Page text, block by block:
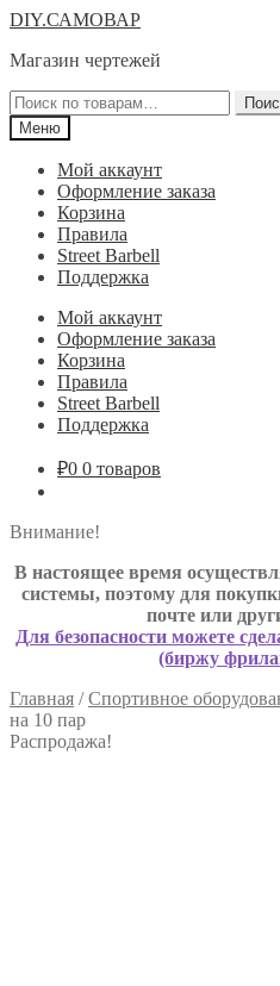
Перейти
навигации
Перейти
содержимому
DIY.САМОВАР
Магазин чертежей
Искать:
Меню
Мой аккаунт
Оформление заказа
Корзина
Правила
Street Barbell
Поддержка
Мой аккаунт
Оформление заказа
Корзина
Правила
Street Barbell
Поддержка
₽0 0 товаров
Внимание!
В настоящее время
системы, поэтому для
почте или
Для безопасности можете
(биржу
Главная /Спортивное
на 10 пар
Распродажа!